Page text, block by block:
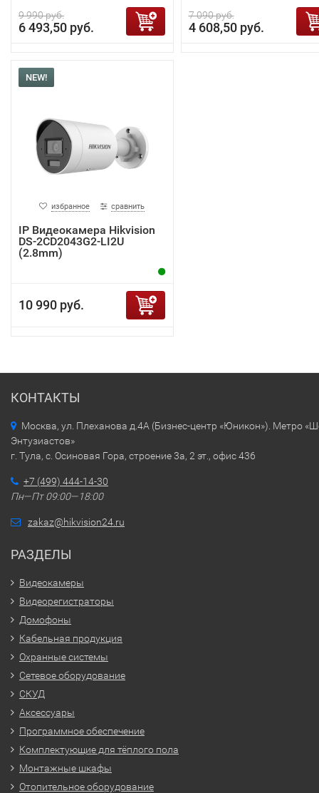
9 990 руб.
6 493,50 руб.
7 090 руб.
4 608,50 руб.
NEW!
избранное сравнить
IP Видеокамера Hikvision
DS-2CD2043G2-LI2U
(2.8mm)
10 990 руб.
КОНТАКТЫ
Москва, ул. Плеханова д.4А (Бизнес-центр «Юникон»). Метро
Энтузиастов»
г. Тула, с. Осиновая Гора, строение 3а, 2 эт., офис 436
+7 (499) 444-14-30
Пн—Пт 09:00—18:00
zakaz@hikvision24.ru
РАЗДЕЛЫ
Видеокамеры
Видеорегистраторы
Домофоны
Кабельная продукция
Охранные системы
Сетевое оборудование
СКУД
Аксессуары
Программное обеспечение
Комплектующие для тёплого пола
Монтажные шкафы
Отопительное оборудование